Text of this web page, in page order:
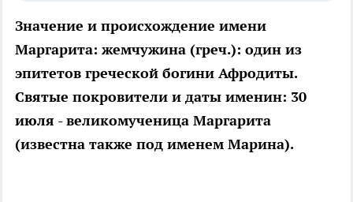
Значение и происхождение имени
Маргарита: жемчужина (греч.): один из
эпитетов греческой богини Афродиты.
Святые покровители и даты именин: 30
июля - великомученица Маргарита
(известна также под именем Марина).